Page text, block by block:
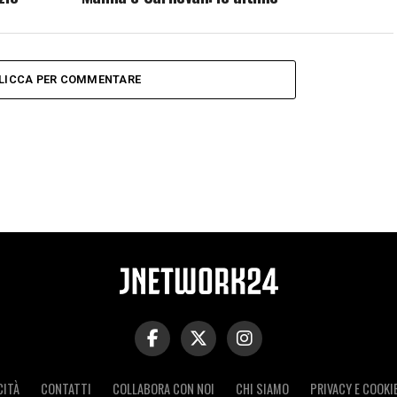
PER COMMENTARE
CONTATTI COLLABORA CON NOI CHI SIAMO PRIVACY E